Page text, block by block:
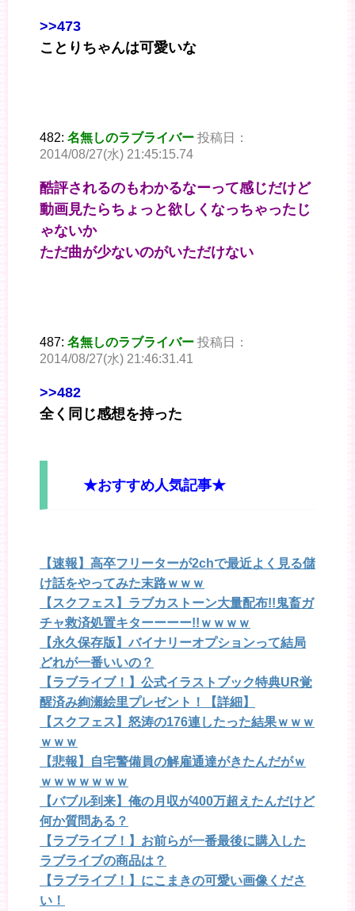
>>473
ことりちゃんは可愛いな
482: 名無しのラブライバー 投稿日：
2014/08/27(水) 21:45:15.74
酷評されるのもわかるなーって感じだけど
動画見たらちょっと欲しくなっちゃったじ
ゃないか
ただ曲が少ないのがいただけない
487: 名無しのラブライバー 投稿日：
2014/08/27(水) 21:46:31.41
>>482
全く同じ感想を持った
★おすすめ人気記事★
【速報】高卒フリーターが2chで最近よく見る儲
け話をやってみた末路ｗｗｗ
【スクフェス】ラブカストーン大量配布!!鬼畜ガ
チャ救済処置キターーーー!!ｗｗｗｗ
【永久保存版】バイナリーオプションって結局
どれが一番いいの？
【ラブライブ！】公式イラストブック特典UR覚
醒済み絢瀬絵里プレゼント！【詳細】
【スクフェス】怒涛の176連したった結果ｗｗｗ
ｗｗｗ
【悲報】自宅警備員の解雇通達がきたんだがｗ
ｗｗｗｗｗｗｗ
【バブル到来】俺の月収が400万超えたんだけど
何か質問ある？
【ラブライブ！】お前らが一番最後に購入した
ラブライブの商品は？
【ラブライブ！】にこまきの可愛い画像くださ
い！